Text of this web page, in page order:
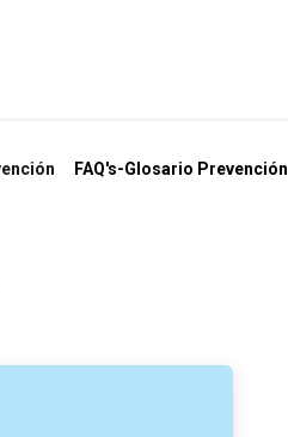
FAQ's-Glosario Prevención